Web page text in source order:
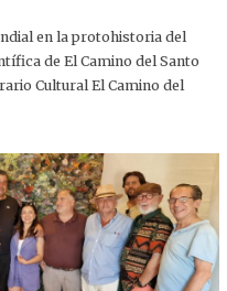
en la protohistoria del
de El Camino del Santo
Cultural El Camino del